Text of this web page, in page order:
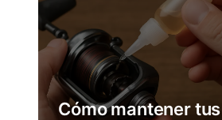
v
i
g
Cómo mantener tus